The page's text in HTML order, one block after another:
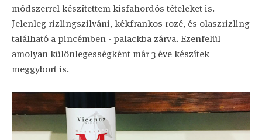
módszerrel készítettem kisfahordós tételeket is.
Jelenleg rizlingszilváni, kékfrankos rozé, és olaszrizling
található a pincémben - palackba zárva. Ezenfelül
amolyan különlegességként már 3 éve készítek
meggybort is.